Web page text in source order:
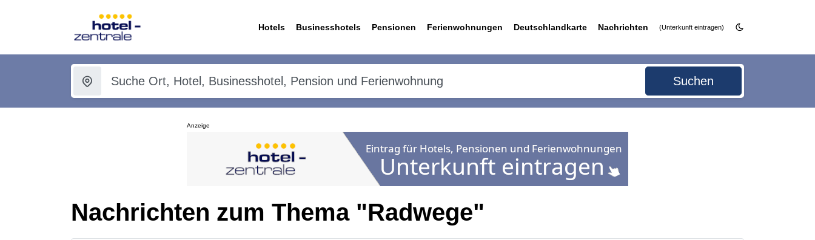
Hotels Businesshotels Pensionen Ferienwohnungen Deutschlandkarte Nachrichten (Unterkunft eintragen)
Suchen
Anzeige
Nachrichten zum Thema "Radwege"